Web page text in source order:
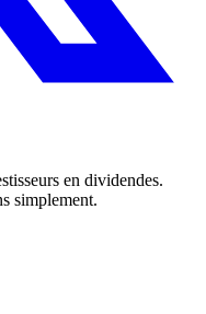
en dividendes.
simplement.